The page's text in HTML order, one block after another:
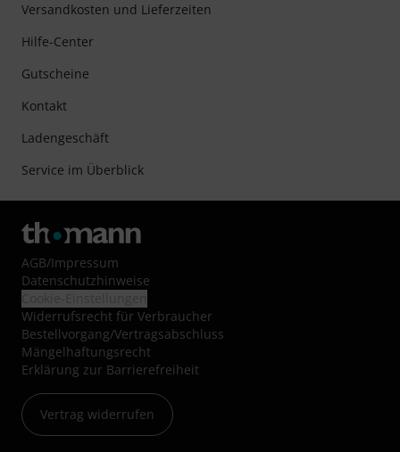
Versandkosten und Lieferzeiten
Hilfe-Center
Gutscheine
Kontakt
Ladengeschäft
Service im Überblick
AGB/Impressum
Datenschutzhinweise
Widerrufsrecht für Verbraucher
Bestellvorgang/Vertragsabschluss
Mängelhaftungsrecht
Erklärung zur Barrierefreiheit
Vertrag widerrufen